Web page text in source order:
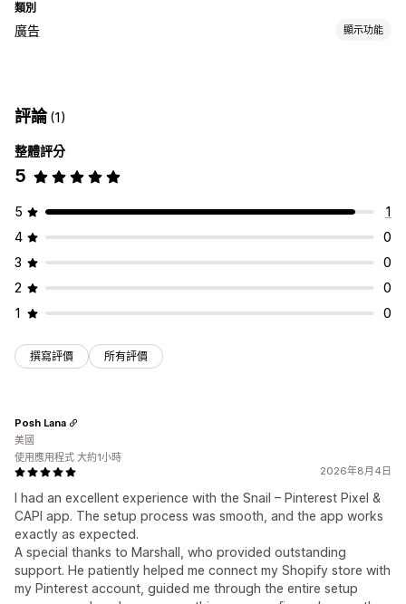
類別
廣告 顯示功能
評論(1)
整體評分
5
5
1
4
0
3
0
2
0
1
0
撰寫評價 所有評價
2026年8月4日
I had an excellent experience with the Snail – Pinterest Pixel &
CAPI app. The setup process was smooth, and the app works
exactly as expected.
A special thanks to Marshall, who provided outstanding
support. He patiently helped me connect my Shopify store with
my Pinterest account, guided me through the entire setup
Posh Lana
美國
使用應用程式 大約1小時